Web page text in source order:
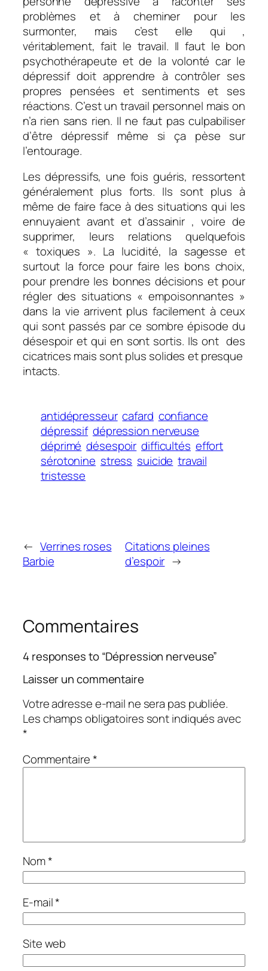
problèmes et à cheminer pour les
surmonter, mais c’est elle qui ,
véritablement, fait le travail. Il faut le bon
psychothérapeute et de la volonté car le
dépressif doit apprendre à contrôler ses
propres pensées et sentiments et ses
réactions. C’est un travail personnel mais on
n’a rien sans rien. Il ne faut pas culpabiliser
d’être dépressif même si ça pèse sur
l’entourage.
Les dépressifs, une fois guéris, ressortent
généralement plus forts. Ils sont plus à
même de faire face à des situations qui les
ennuyaient avant et d’assainir , voire de
supprimer, leurs relations quelquefois
« toxiques ». La lucidité, la sagesse et
surtout la force pour faire les bons choix,
pour prendre les bonnes décisions et pour
régler des situations « empoisonnantes »
dans la vie arrivent plus facilement à ceux
qui sont passés par ce sombre épisode du
désespoir et qui en sont sortis. Ils ont des
cicatrices mais sont plus solides et presque
intacts.
antidépresseur cafard confiance
dépressif dépression nerveuse
déprimé désespoir difficultés effort
sérotonine stress suicide travail
tristesse
← Verrines roses
Barbie
Citations pleines
d’espoir →
Commentaires
4 responses to “Dépression nerveuse”
Laisser un commentaire
Votre adresse e-mail ne sera pas publiée.
Les champs obligatoires sont indiqués avec
*
Commentaire*
Nom*
E-mail*
Site web